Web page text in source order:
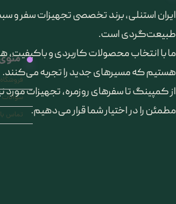
​ایران استنلی، برند تخصصی تجهیزات سفر و
طبیعت‌گردی است.
ما با انتخاب محصولات کاربردی و باکیفیت،
هستیم که مسیرهای جدید را تجربه می‌کنند.
از کمپینگ تا سفرهای روزمره، تجهیزات مورد
مطمئن را در اختیار شما قرار می‌دهیم.
فروشگاه
سوالات
تماس